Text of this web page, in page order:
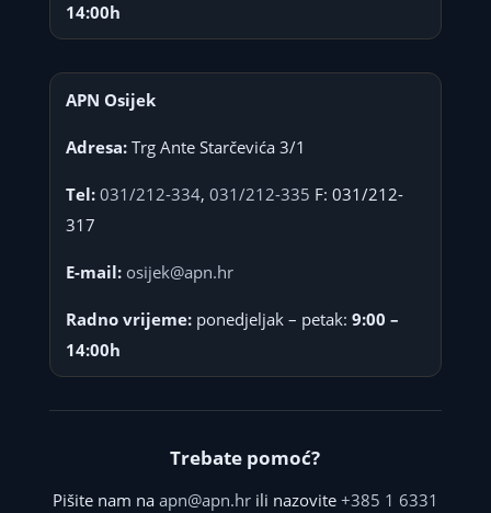
14:00h
APN Osijek
Adresa:Trg Ante Starčevića 3/1
Tel: 031/212-334, 031/212-335 F: 031/212-
317
E-mail: osijek@apn.hr
Radno vrijeme:ponedjeljak – petak: 9:00 –
14:00h
Trebate pomoć?
Pišite nam na apn@apn.hrili nazovite +385 1 6331